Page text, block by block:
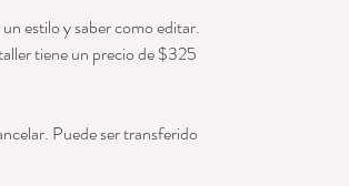
estilo y saber como editar.
tiene un precio de $325
Puede ser transferido